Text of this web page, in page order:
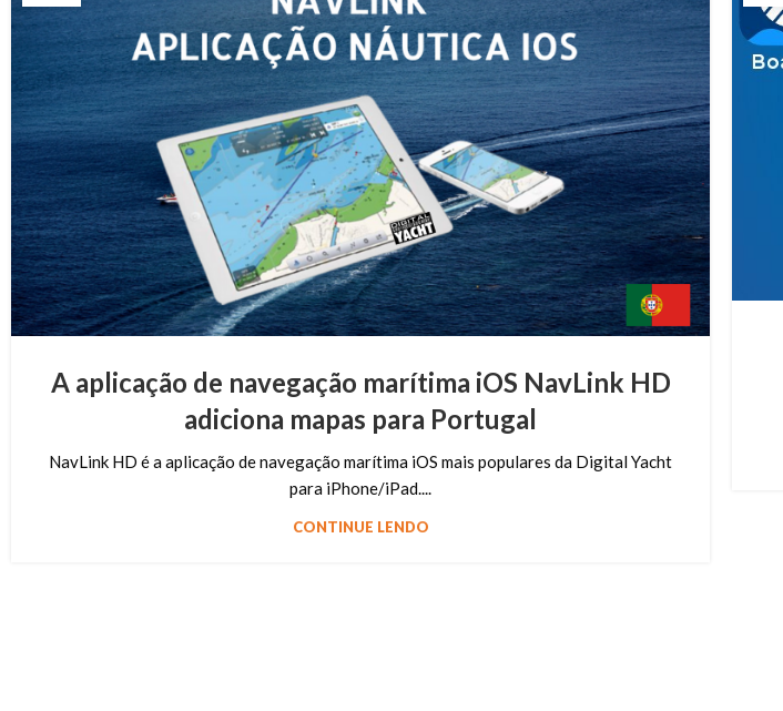
A aplicação de navegação marítima iOS NavLink HD
adiciona mapas para Portugal
NavLink HD é a aplicação de navegação marítima iOS mais populares da Digital Yacht
para iPhone/iPad....
CONTINUE LENDO